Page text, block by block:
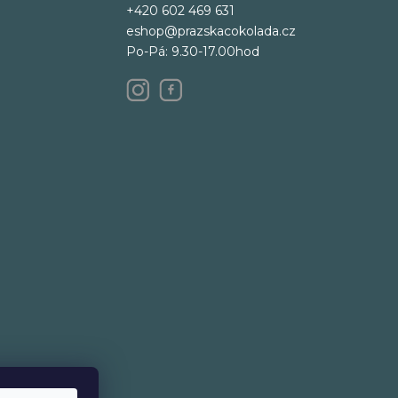
+420 602 469 631
eshop@prazskacokolada.cz
Po-Pá: 9.30-17.00hod